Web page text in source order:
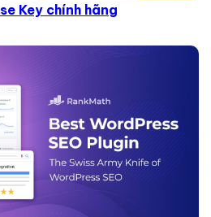
Key chính hãng